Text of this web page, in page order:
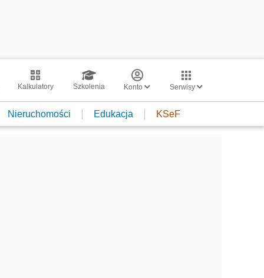
Kalkulatory Szkolenia Konto Serwisy
Nieruchomości Edukacja KSeF